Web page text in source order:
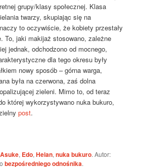
grupy/klasy społecznej. Klasa
twarzy, skupiając się na
to oczywiście, że kobiety przestały
To, jaki makijaż stosowano, zależne
jednak, odchodzono od mocnego,
dla tego okresu były
nowy sposób – górna warga,
była na czerwona, zaś dolna
zieleni. Mimo to, od teraz
której wykorzystywano nuka bukuro,
post.
Asuke, Edo,Heian,nuka bukuro. Autor:
bezpośredniego odnośnika.